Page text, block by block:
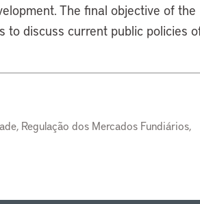
The final objective of the
to discuss current public policies
Regulação dos Mercados Fundiários,